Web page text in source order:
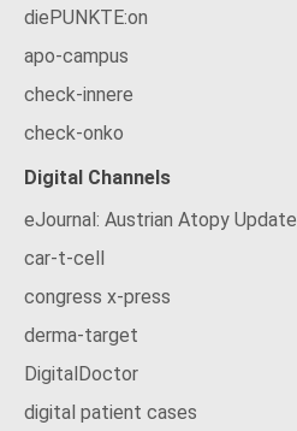
diePUNKTE:on
apo-campus
check-innere
check-onko
Digital Channels
eJournal: Austrian Atopy Update
car-t-cell
congress x-press
derma-target
DigitalDoctor
digital patient cases